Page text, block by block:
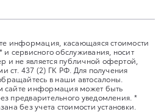
информация, касающаяся стоимости
и сервисного обслуживания, носит
не является публичной офертой,
ст. 437 (2) ГК РФ. Для получения
в наши автосалоны.
сайте информация может быть
предварительного уведомления. *
без учета стоимости установки.